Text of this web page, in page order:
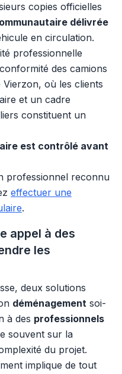
copies officielles
délivrée
en circulation.
professionnelle
des camions
Vierzon, où les clients
et un cadre
constituent un
est contrôlé avant
professionnel reconnu
effectuer une
.
appel à des
les
deux solutions
déménagement soi-
à des professionnels
souvent sur la
du projet.
implique de tout